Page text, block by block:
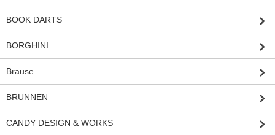
BOOK DARTS
BORGHINI
Brause
BRUNNEN
CANDY DESIGN & WORKS